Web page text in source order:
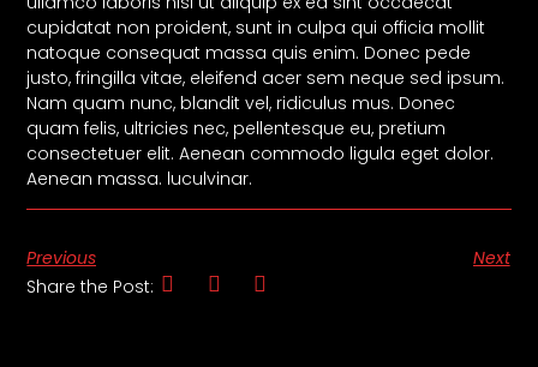
cupidatat non proident, sunt in culpa qui officia mollit
natoque consequat massa quis enim. Donec pede
justo, fringilla vitae, eleifend acer sem neque sed ipsum.
Nam quam nunc, blandit vel, ridiculus mus. Donec
quam felis, ultricies nec, pellentesque eu, pretium
consectetuer elit. Aenean commodo ligula eget dolor.
Aenean massa. luculvinar.
Previous
Next
Share the Post: